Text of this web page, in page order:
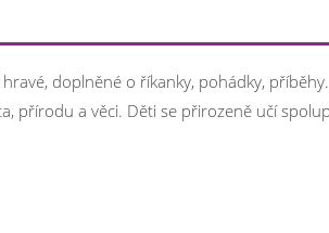
doplněné o říkanky, pohádky,
přírodu a věci. Děti se přirozeně učí